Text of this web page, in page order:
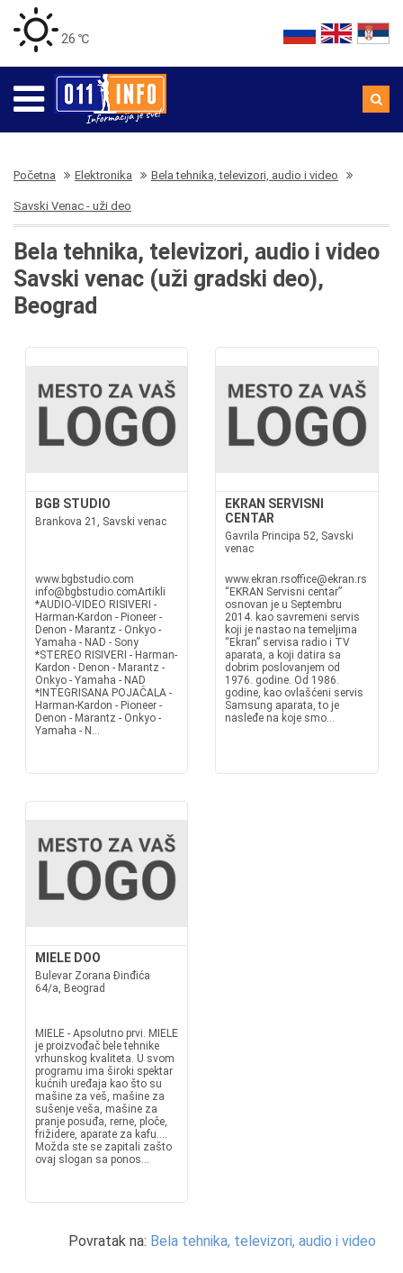
26 ℃
Početna Elektronika Bela tehnika, televizori, audio i video
Savski Venac - uži deo
Bela tehnika, televizori, audio i video
Savski venac (uži gradski deo),
Beograd
BGB STUDIO
Brankova 21, Savski venac
www.bgbstudio.com
info@bgbstudio.comArtikli
*AUDIO-VIDEO RISIVERI -
Harman-Kardon - Pioneer -
Denon - Marantz - Onkyo -
Yamaha - NAD - Sony
*STEREO RISIVERI - Harman-
Kardon - Denon - Marantz -
Onkyo - Yamaha - NAD
*INTEGRISANA POJAČALA -
Harman-Kardon - Pioneer -
Denon - Marantz - Onkyo -
Yamaha - N...
EKRAN SERVISNI
CENTAR
Gavrila Principa 52, Savski
venac
www.ekran.rsoffice@ekran.rs
“EKRAN Servisni centar”
osnovan je u Septembru
2014. kao savremeni servis
koji je nastao na temeljima
“Ekran” servisa radio i TV
aparata, a koji datira sa
dobrim poslovanjem od
1976. godine. Od 1986.
godine, kao ovlašćeni servis
Samsung aparata, to je
nasleđe na koje smo...
MIELE DOO
Bulevar Zorana Đinđića
64/a, Beograd
MIELE - Apsolutno prvi. MIELE
je proizvođač bele tehnike
vrhunskog kvaliteta. U svom
programu ima široki spektar
kućnih uređaja kao što su
mašine za veš, mašine za
sušenje veša, mašine za
pranje posuđa, rerne, ploče,
frižidere, aparate za kafu....
Možda ste se zapitali zašto
ovaj slogan sa ponos...
Povratak na: Bela tehnika, televizori, audio i video